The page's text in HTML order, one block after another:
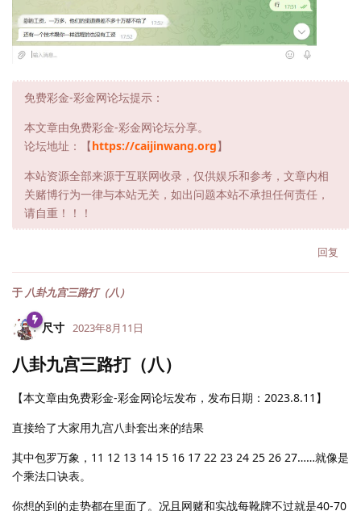
免费彩金-彩金网论坛提示：
本文章由免费彩金-彩金网论坛分享。
论坛地址：【https://caijinwang.org】
本站资源全部来源于互联网收录，仅供娱乐和参考，文章内相
关赌博行为一律与本站无关，如出问题本站不承担任何责任，
请自重！！！
回复
于 八卦九宫三路打（八）
尺寸 2023年8月11日
八卦九宫三路打（八）
【本文章由免费彩金-彩金网论坛发布，发布日期：2023.8.11】
直接给了大家用九宫八卦套出来的结果
其中包罗万象，11 12 13 14 15 16 17 22 23 24 25 26 27……就像是
个乘法口诀表。
你想的到的走势都在里面了。况且网赌和实战每靴牌不过就是40-70